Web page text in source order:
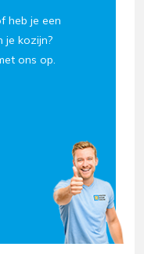
heb je een
je kozijn?
ons op.